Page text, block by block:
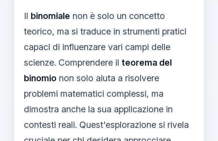
Il binomiale non è solo un concetto
teorico, ma si traduce in strumenti pratici
capaci di influenzare vari campi delle
scienze. Comprendere il teorema del
binomio non solo aiuta a risolvere
problemi matematici complessi, ma
dimostra anche la sua applicazione in
contesti reali. Quest'esplorazione si rivela